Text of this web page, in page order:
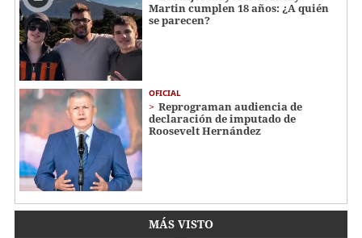
Martin cumplen 18 años: ¿A quién
se parecen?
OFICIAL
Reprograman audiencia de
declaración de imputado de
Roosevelt Hernández
MÁS VISTO